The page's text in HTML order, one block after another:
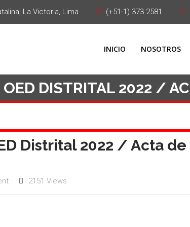
La Victoria, Lima (+51-1) 373 2581
INICIO NOSOTROS
DISTRITAL 2022 /
Distrital 2022 / Acta de
2151 Views